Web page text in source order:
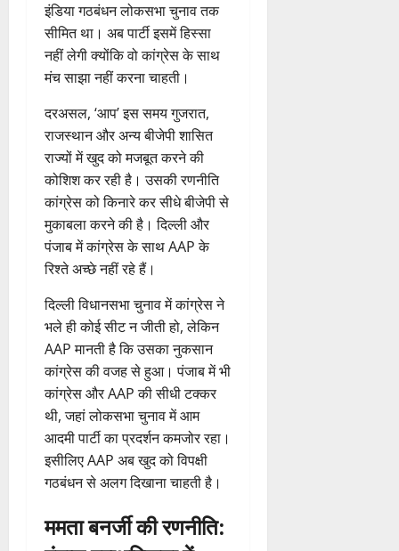
इंडिया गठबंधन लोकसभा चुनाव तक
सीमित था। अब पार्टी इसमें हिस्सा
नहीं लेगी क्योंकि वो कांग्रेस के साथ
मंच साझा नहीं करना चाहती।
दरअसल, ‘आप’ इस समय गुजरात,
राजस्थान और अन्य बीजेपी शासित
राज्यों में खुद को मजबूत करने की
कोशिश कर रही है। उसकी रणनीति
कांग्रेस को किनारे कर सीधे बीजेपी से
मुकाबला करने की है। दिल्ली और
पंजाब में कांग्रेस के साथ AAP के
रिश्ते अच्छे नहीं रहे हैं।
दिल्ली विधानसभा चुनाव में कांग्रेस ने
भले ही कोई सीट न जीती हो, लेकिन
AAP मानती है कि उसका नुकसान
कांग्रेस की वजह से हुआ। पंजाब में भी
कांग्रेस और AAP की सीधी टक्कर
थी, जहां लोकसभा चुनाव में आम
आदमी पार्टी का प्रदर्शन कमजोर रहा।
इसीलिए AAP अब खुद को विपक्षी
गठबंधन से अलग दिखाना चाहती है।
ममता बनर्जी की रणनीति: